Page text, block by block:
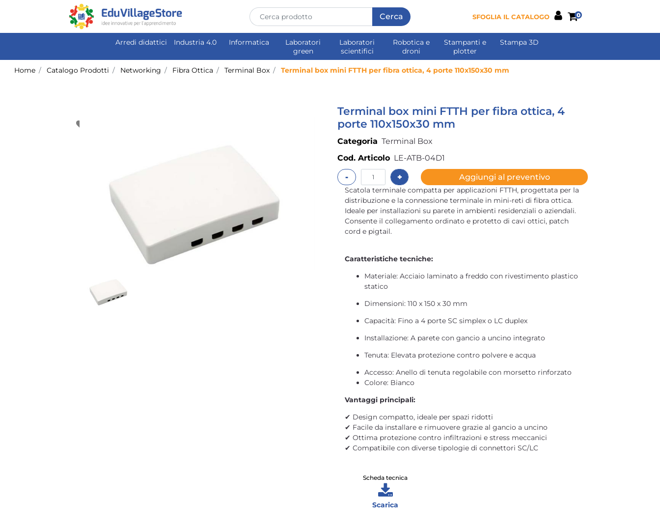
SFOGLIA IL CATALOGO 0
Arredi didattici Industria 4.0 Informatica
Laboratori
green
Laboratori
scientifici
Robotica e
droni
Stampanti e
plotter
Stampa 3D
Home Catalogo Prodotti Networking Fibra Ottica Terminal Box Terminal box mini FTTH per fibra ottica, 4 porte 110x150x30 mm
Terminal box mini FTTH per fibra ottica, 4
porte 110x150x30 mm
Categoria Terminal Box
Cod. Articolo LE-ATB-04D1
Quantità Aggiungi al preventivo
Scatola terminale compatta per applicazioni FTTH, progettata per la
distribuzione e la connessione terminale in mini-reti di fibra ottica.
Ideale per installazioni su parete in ambienti residenziali o aziendali.
Consente il collegamento ordinato e protetto di cavi ottici, patch
cord e pigtail.
Caratteristiche tecniche:
Materiale: Acciaio laminato a freddo con rivestimento plastico
statico
Dimensioni: 110 x 150 x 30 mm
Capacità: Fino a 4 porte SC simplex o LC duplex
Installazione: A parete con gancio a uncino integrato
Tenuta: Elevata protezione contro polvere e acqua
Accesso: Anello di tenuta regolabile con morsetto rinforzato
Colore: Bianco
Vantaggi principali:
✔ Design compatto, ideale per spazi ridotti
✔ Facile da installare e rimuovere grazie al gancio a uncino
✔ Ottima protezione contro infiltrazioni e stress meccanici
✔ Compatibile con diverse tipologie di connettori SC/LC
Scheda tecnica
Scarica